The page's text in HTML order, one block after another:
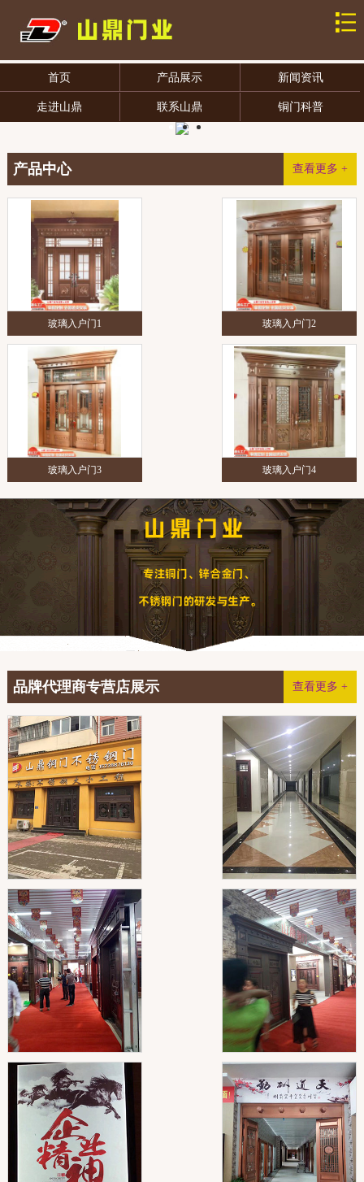
首页 产品展示 新闻资讯
走进山鼎 联系山鼎 铜门科普
查看更多 +
产品中心
玻璃入户门1 玻璃入户门2
玻璃入户门3 玻璃入户门4
查看更多 +
品牌代理商专营店展示